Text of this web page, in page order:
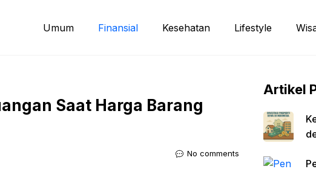
Umum Finansial Kesehatan Lifestyle
Saat Harga Barang
No comments
Artikel